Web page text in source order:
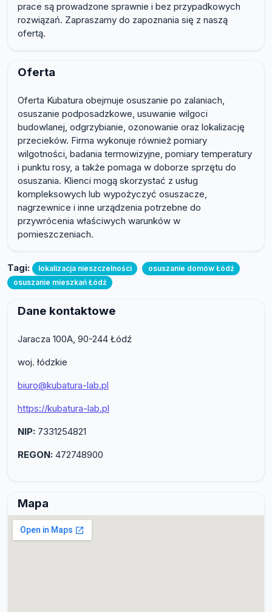
prace są prowadzone sprawnie i bez przypadkowych
rozwiązań. Zapraszamy do zapoznania się z naszą
ofertą.
Oferta
Oferta Kubatura obejmuje osuszanie po zalaniach,
osuszanie podposadzkowe, usuwanie wilgoci
budowlanej, odgrzybianie, ozonowanie oraz lokalizację
przecieków. Firma wykonuje również pomiary
wilgotności, badania termowizyjne, pomiary temperatury
i punktu rosy, a także pomaga w doborze sprzętu do
osuszania. Klienci mogą skorzystać z usług
kompleksowych lub wypożyczyć osuszacze,
nagrzewnice i inne urządzenia potrzebne do
przywrócenia właściwych warunków w
pomieszczeniach.
Tagi: lokalizacja nieszczelności
osuszanie domów Łódź
osuszanie mieszkań Łódź
Dane kontaktowe
Jaracza 100A, 90-244 Łódź
woj. łódzkie
biuro@kubatura-lab.pl
https://kubatura-lab.pl
NIP: 7331254821
REGON: 472748900
Mapa